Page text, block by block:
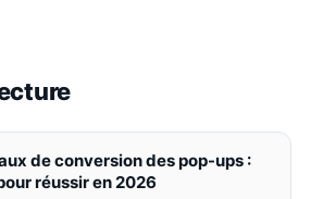
de conversion des pop-ups :
réussir en 2026